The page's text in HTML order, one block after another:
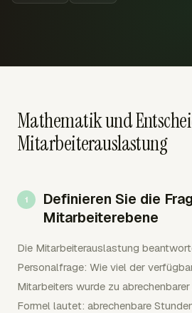
Mathematik und
Mitarbeiterauslastung
Definieren Sie die
Mitarbeiterebene
Die Mitarbeiterauslastung
Personalfrage: Wie viel der
Mitarbeiters wurde zu
Formel lautet: abrechenbare